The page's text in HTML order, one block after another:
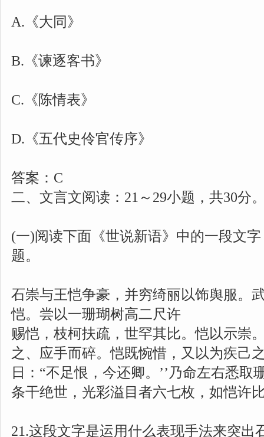
A.《大同》
B.《谏逐客书》
C.《陈情表》
D.《五代史伶官传序》
答案：C
二、文言文阅读：21～29小题，共30分
(一)阅读下面《世说新语》中的一段文
题。
石崇与王恺争豪，并穷绮丽以饰舆服。
恺。尝以一珊瑚树高二尺许
赐恺，枝柯扶疏，世罕其比。恺以示崇
之、应手而碎。恺既惋惜，又以为疾己
日：“不足恨，今还卿。’’乃命左右悉取
条干绝世，光彩溢目者六七枚，如恺许
21.这段文字是运用什么表现手法来突出